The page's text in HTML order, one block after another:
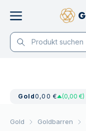
Gold0,00 € (0,00 €)
Gold Goldbarren